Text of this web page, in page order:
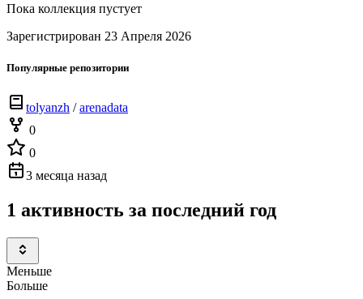
Пока коллекция пустует
Зарегистрирован 23 Апреля 2026
Популярные репозитории
tolyanzh /arenadata
0
0
3 месяца назад
1 активность за последний год
Меньше
Больше